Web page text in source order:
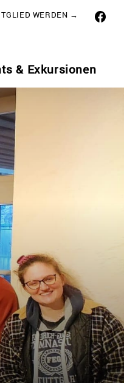
WERDEN →
& Exkursionen